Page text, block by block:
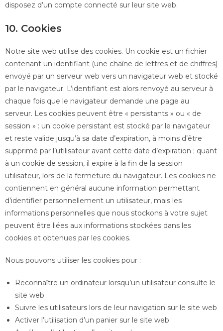
disposez d’un compte connecté sur leur site web.
10. Cookies
Notre site web utilise des cookies. Un cookie est un fichier
contenant un identifiant (une chaîne de lettres et de chiffres)
envoyé par un serveur web vers un navigateur web et stocké
par le navigateur. L’identifiant est alors renvoyé au serveur à
chaque fois que le navigateur demande une page au
serveur. Les cookies peuvent être « persistants » ou « de
session » : un cookie persistant est stocké par le navigateur
et reste valide jusqu’à sa date d’expiration, à moins d’être
supprimé par l’utilisateur avant cette date d’expiration ; quant
à un cookie de session, il expire à la fin de la session
utilisateur, lors de la fermeture du navigateur. Les cookies ne
contiennent en général aucune information permettant
d’identifier personnellement un utilisateur, mais les
informations personnelles que nous stockons à votre sujet
peuvent être liées aux informations stockées dans les
cookies et obtenues par les cookies.
Nous pouvons utiliser les cookies pour :
Reconnaître un ordinateur lorsqu’un utilisateur consulte le
site web
Suivre les utilisateurs lors de leur navigation sur le site web
Activer l’utilisation d’un panier sur le site web